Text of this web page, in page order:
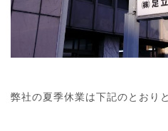
弊社の夏季休業は下記のとおり